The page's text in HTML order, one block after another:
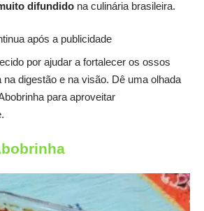
difundido na culinária brasileira.
após a publicidade
por ajudar a fortalecer os ossos
na digestão e na visão. Dê uma olhada
para aproveitar